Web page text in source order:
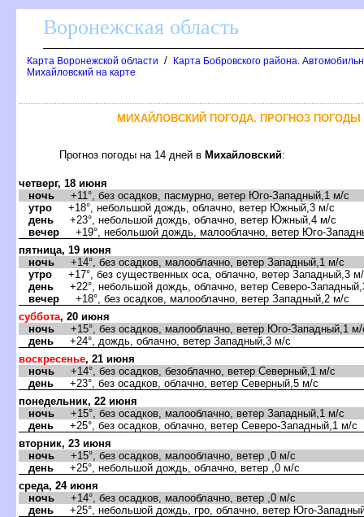
оронежская область
Карта Воронежской области /
Карта Бобровского района.
Михайловский на карте
МИХАЙЛОВСКИЙ ПОГОДА. ПРОГНОЗ
Прогноз погоды на 14 дней Михайловский:
четверг, 18 июня
ночь +11°, без осадков, пасмурно, ветер Юго-Западный,1 м/с
утро +18°, небольшой дождь, облачно, ветер Южный,3 м/с
день +23°, небольшой дождь, облачно, ветер Южный,4 м/с
ечер +19°, небольшой дождь, малооблачно, ветер Юго-
пятница, 19 июня
ночь +14°, без осадков, малооблачно, ветер Западный,1 м/с
утро +17°, без существенных оса, облачно, ветер Западный,3
день +22°, небольшой дождь, облачно, ветер Северо-
ечер +18°, без осадков, малооблачно, ветер Западный,2 м/с
суббота, 20 июня
ночь +15°, без осадков, малооблачно, ветер Юго-Западный,1 м/
день +24°, дождь, облачно, ветер Западный,3 м/с
оскресенье, 21 июня
ночь +14°, без осадков, безоблачно, ветер Северный,1 м/с
день +23°, без осадков, облачно, ветер Северный,5 м/с
понедельник, 22 июня
ночь +15°, без осадков, малооблачно, ветер Западный,1 м/с
день +25°, без осадков, облачно, ветер Северо-Западный,1 м/с
торник, 23 июня
ночь +15°, без осадков, малооблачно, ветер ,0 м/с
день +25°, небольшой дождь, облачно, ветер ,0 м/с
среда, 24 июня
ночь +14°, без осадков, малооблачно, ветер ,0 м/с
день +25°, небольшой дождь, гро, облачно, ветер Юго-